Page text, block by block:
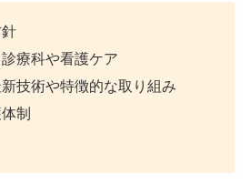
療科や看護ケア
技術や特徴的な取り組み
制